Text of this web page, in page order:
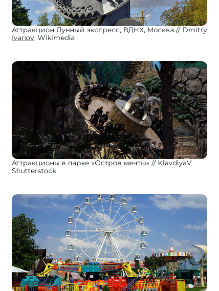
Аттракцион Лунный экспресс, ВДНХ, Москва
Dmitry
Ivanov, Wikimedia
Аттракционы в парке «Остров мечты»
KlavdiyaV,
Shutterstock